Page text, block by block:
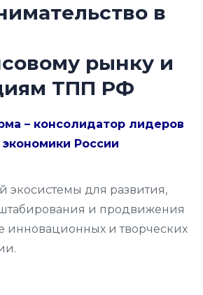
имательство в
совому рынку и
иям ТПП РФ
– консолидатор лидеров
России
экосистемы для развития,
и продвижения
инновационных и творческих